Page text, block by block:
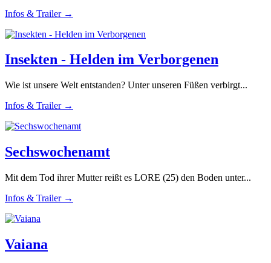
Infos & Trailer →
Insekten - Helden im Verborgenen
Wie ist unsere Welt entstanden? Unter unseren Füßen verbirgt...
Infos & Trailer →
Sechswochenamt
Mit dem Tod ihrer Mutter reißt es LORE (25) den Boden unter...
Infos & Trailer →
Vaiana